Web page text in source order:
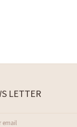
LETTER